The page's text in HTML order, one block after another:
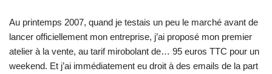
Au printemps 2007, quand je testais un peu le marché avant de
lancer officiellement mon entreprise, j’ai proposé mon premier
atelier à la vente, au tarif mirobolant de… 95 euros TTC pour un
weekend. Et j’ai immédiatement eu droit à des emails de la part